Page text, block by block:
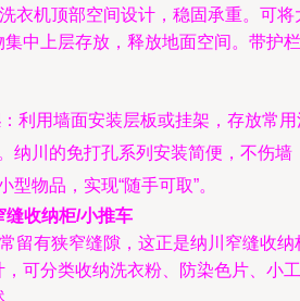
洗衣机顶部空间设计，稳固承重。可将
中上层存放，释放地面空间。带护栏
：利用墙面安装层板或挂架，存放常
纳川的免打孔系列安装简便，不伤墙
物品，实现“随手可取”。
收纳柜/小推车
留有狭窄缝隙，这正是纳川窄缝收纳
可分类收纳洗衣粉、防染色片、小工